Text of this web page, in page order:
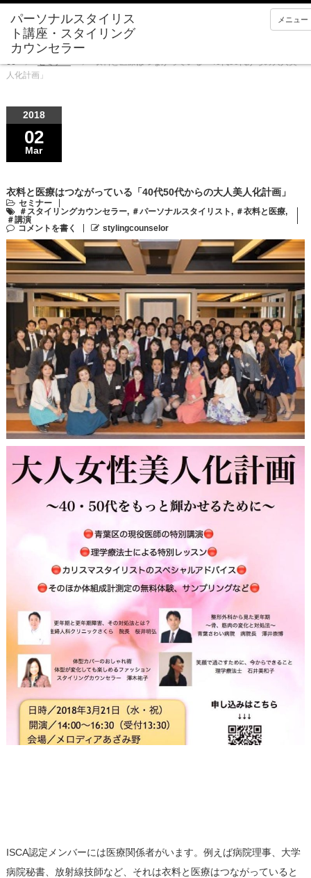
メニュー
セミナー
衣料と医療はつながっている「40代50代からの大人美
人化計画」
2018
02
Mar
衣料と医療はつながっている「40代50代からの大人美人化計画」
セミナー
＃スタイリングカウンセラー, ＃パーソナルスタイリスト, ＃衣料と医療,
＃講演
コメントを書く
stylingcounselor
ISCA認定メンバーには医療関係者がいます。例えば病院理事、大学
病院秘書、放射線技師など、それは衣料と医療はつながっていると